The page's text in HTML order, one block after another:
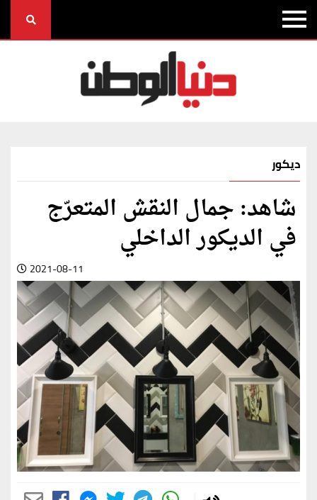
ديكور
شاهد: جمال النقش المتعرّج
في الديكور الداخلي
2021-08-11